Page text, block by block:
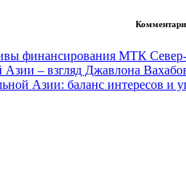
финансирования МТК
– взгляд Джавлона
Азии: баланс интересов и